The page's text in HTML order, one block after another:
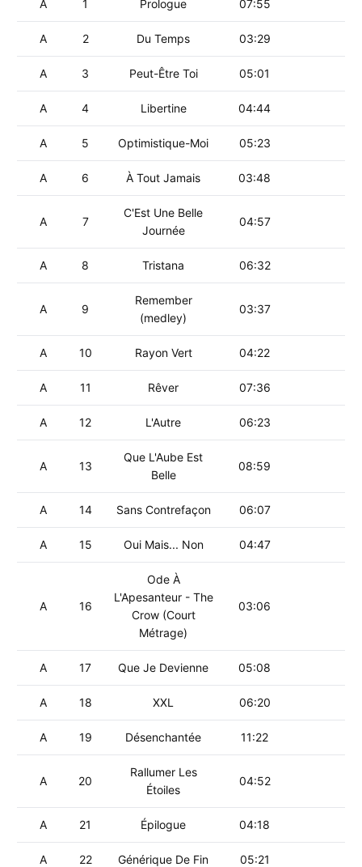
A 1 Prologue 07:55
A 2 Du Temps 03:29
A 3 Peut-Être Toi 05:01
A 4 Libertine 04:44
A 5 Optimistique-Moi 05:23
A 6 À Tout Jamais 03:48
A 7
C'Est Une Belle
Journée
04:57
A 8 Tristana 06:32
A 9
Remember
(medley)
03:37
A 10 Rayon Vert 04:22
A 11 Rêver 07:36
A 12 L'Autre 06:23
A 13
Que L'Aube Est
Belle
08:59
A 14 Sans Contrefaçon 06:07
A 15 Oui Mais... Non 04:47
A 16
Ode À
L'Apesanteur - The
Crow (Court
Métrage)
03:06
A 17 Que Je Devienne 05:08
A 18 XXL 06:20
A 19 Désenchantée 11:22
A 20
Rallumer Les
Étoiles
04:52
A 21 Épilogue 04:18
A 22 Générique De Fin 05:21